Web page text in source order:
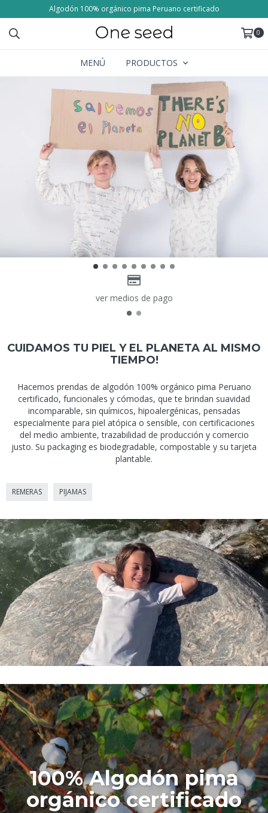
Algodón 100% orgánico pima Peruano certificado
0
MENÚ PRODUCTOS
ver medios de pago
CUIDAMOS TU PIEL Y EL PLANETA AL MISMO
TIEMPO!
Hacemos prendas de algodón 100% orgánico pima Peruano
certificado, funcionales y cómodas, que te brindan suavidad
incomparable, sin químicos, hipoalergénicas, pensadas
especialmente para piel atópica o sensible, con certificaciones
del medio ambiente, trazabilidad de producción y comercio
justo. Su packaging es biodegradable, compostable y su tarjeta
plantable.
REMERAS PIJAMAS
100% Algodón pima
orgánico certificado